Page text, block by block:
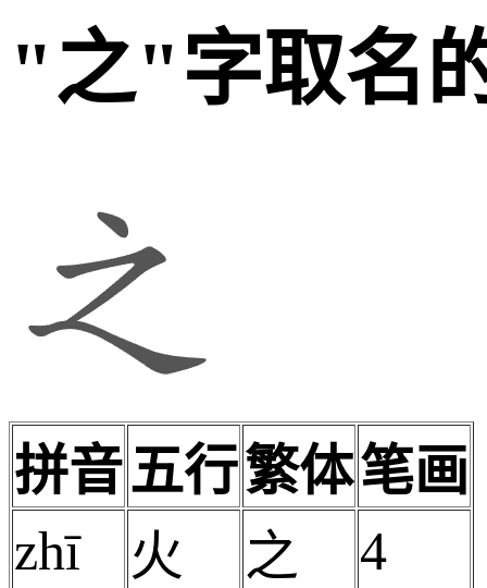
"之"字取名
拼音五行繁体笔画
zhī
火 之 4